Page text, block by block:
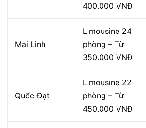
400.000 VNĐ
Mai Linh
Limousine 24
phòng – Từ
350.000 VNĐ
Quốc Đạt
Limousine 22
phòng – Từ
450.000 VNĐ